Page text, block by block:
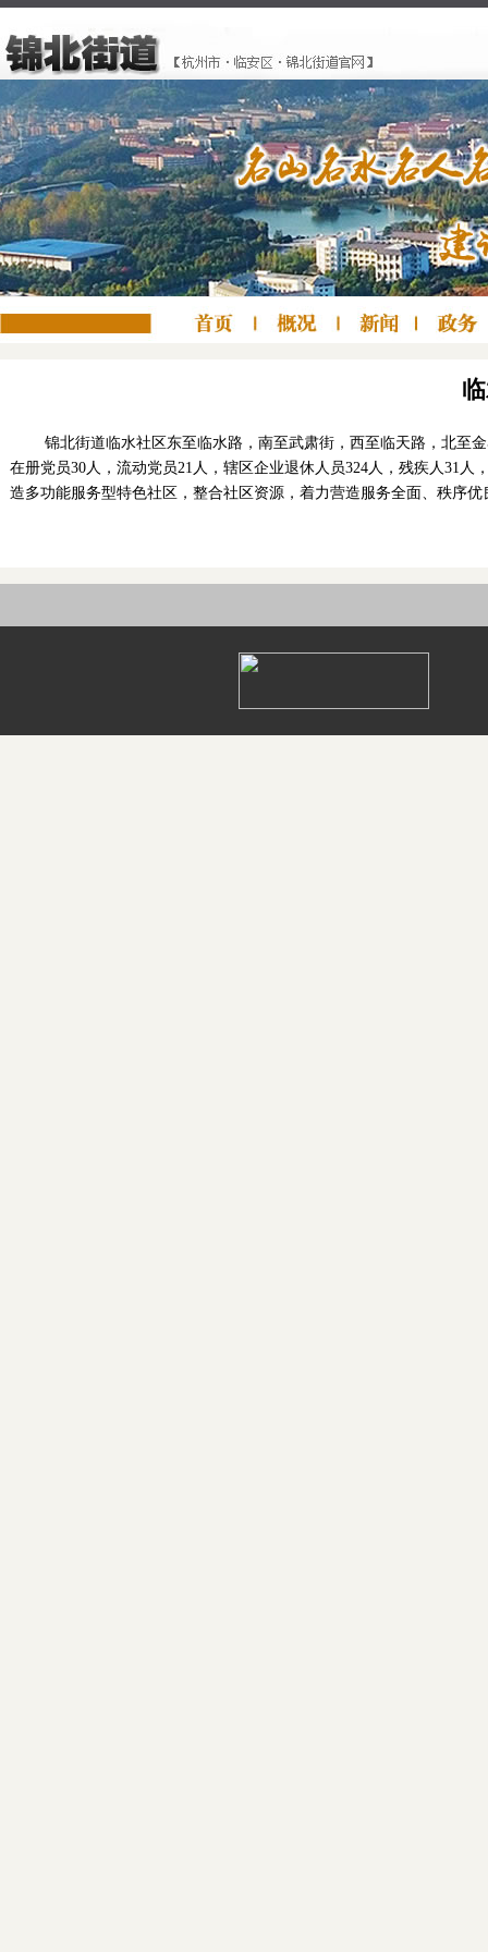
锦北街道临水社区东至临水路，南至武肃街，西至临天路，北至金
在册党员30人，流动党员21人，辖区企业退休人员324人，残疾人31
造多功能服务型特色社区，整合社区资源，着力营造服务全面、秩序